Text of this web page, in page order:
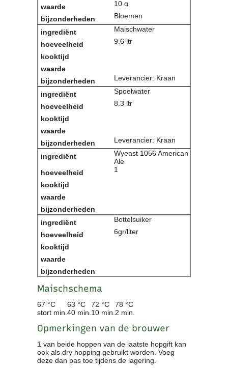
10 α
Bloemen
Maischwater
9.6 ltr
Leverancier: Kraan
Spoelwater
8.3 ltr
Leverancier: Kraan
Wyeast 1056 American
Ale
1
Bottelsuiker
6gr/liter
Maischschema
67 °C 63 °C 72 °C
78 °C
stort min. 40 min. 10 min. 2 min.
Opmerkingen van de brouwer
1 van beide hoppen van de laatste hopgift kan
ook als dry hopping gebruikt worden. Voeg
deze dan pas toe tijdens de lagering.